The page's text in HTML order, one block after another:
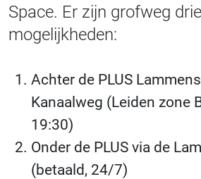
Space. Er zijn grofweg drie
mogelijkheden:
Achter de PLUS
Kanaalweg (Leiden zone
19:30)
Onder de PLUS via de
(betaald, 24/7)